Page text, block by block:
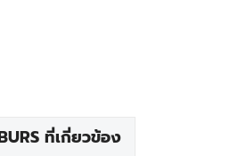
ที่เกี่ยวข้อง